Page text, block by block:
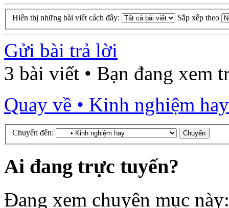
Hiển thị những bài viết cách đây: Sắp xếp theo
Gửi bài trả lời
3 bài viết • Bạn đang xem
Quay về • Kinh nghiệm hay
Chuyển đến:
Ai đang trực tuyến?
Đang xem chuyên mục